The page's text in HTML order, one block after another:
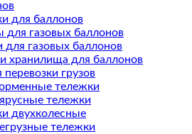
для баллонов
газовых баллонов
для газовых баллонов
хранилища для баллонов
грузов
тележки
тележки
двухколесные
тележки